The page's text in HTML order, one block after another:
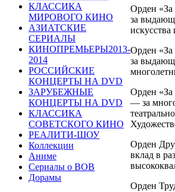
КЛАССИКА
МИРОВОГО КИНО
АЗИАТСКИЕ
СЕРИАЛЫ
КИНОПРЕМЬЕРЫ2013-
2014
РОССИЙСКИЕ
КОНЦЕРТЫ НА DVD
ЗАРУБЕЖНЫЕ
КОНЦЕРТЫ НА DVD
КЛАССИКА
СОВЕТСКОГО КИНО
РЕАЛИТИ-ШОУ
Коллекции
Аниме
Сериалы о ВОВ
Дорамы
Орден «За
за
Орден «За
за
Орден «За
— за
Орден
вклад в
Орден